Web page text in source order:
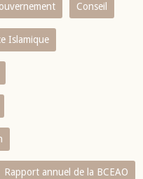
Conseil
Islamique
Rapport annuel de la BCEAO